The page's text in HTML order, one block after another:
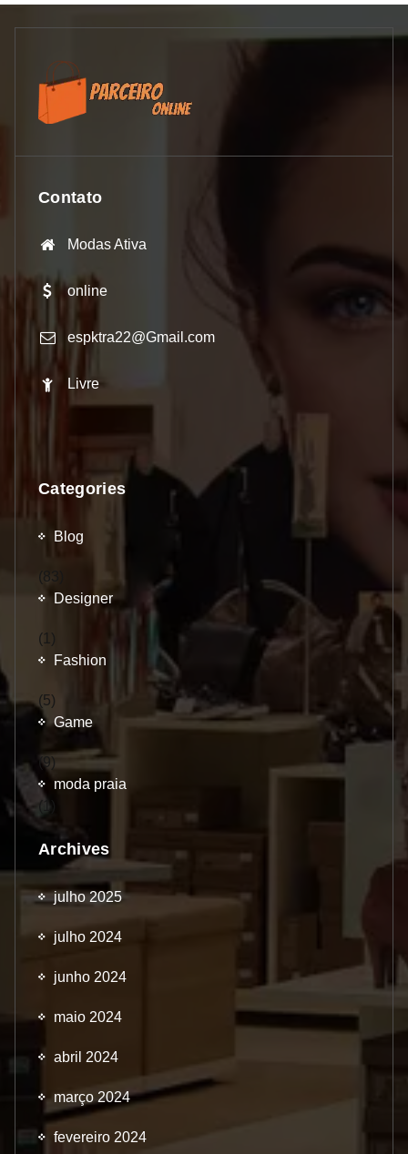
Contato
Modas Ativa
online
espktra22@Gmail.com
Livre
Categories
Blog
(83)
Designer
(1)
Fashion
(5)
Game
(9)
moda praia
(1)
Archives
julho 2025
julho 2024
junho 2024
maio 2024
abril 2024
março 2024
fevereiro 2024